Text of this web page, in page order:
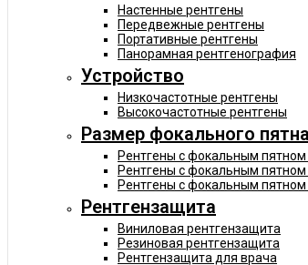
Настенные рентгены
Передвежные рентгены
Портативные рентгены
Панорамная рентгенография
Устройство
Низкочастотные рентгены
Высокочастотные рентгены
Размер фокального пятна
Рентгены с фокальным
Рентгены с фокальным
Рентгены с фокальным
Рентгензащита
Виниловая рентгензащита
Резиновая рентгензащита
Рентгензащита для врача